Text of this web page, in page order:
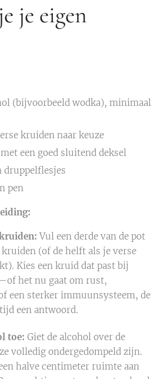
je eigen
(bijvoorbeeld wodka), minimaal
kruiden naar keuze
een goed sluitend deksel
druppelflesjes
pen
Vul een derde van de pot
(of de helft als je verse
Kies een kruid dat past bij
het nu gaat om rust,
een sterker immuunsysteem, de
een antwoord.
toe: Giet de alcohol over de
volledig ondergedompeld zijn.
halve centimeter ruimte aan